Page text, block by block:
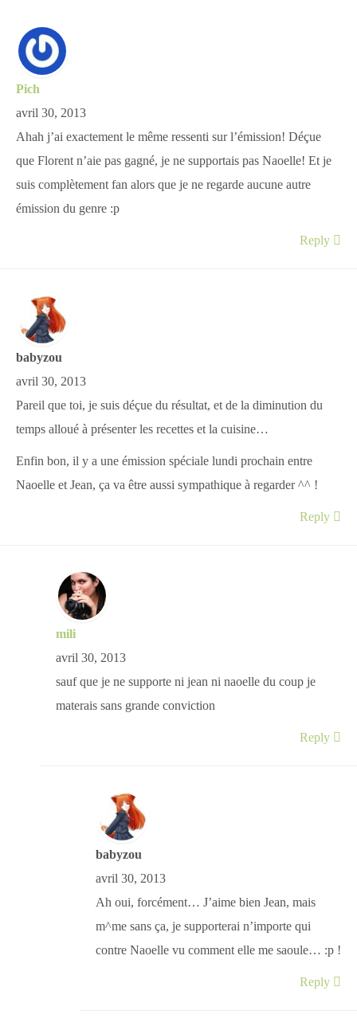
Pich
avril 30, 2013
Ahah j’ai exactement le même ressenti sur l’émission! Déçue
que Florent n’aie pas gagné, je ne supportais pas Naoelle! Et je
suis complètement fan alors que je ne regarde aucune autre
émission du genre :p
Reply
babyzou
avril 30, 2013
Pareil que toi, je suis déçue du résultat, et de la diminution du
temps alloué à présenter les recettes et la cuisine…
Enfin bon, il y a une émission spéciale lundi prochain entre
Naoelle et Jean, ça va être aussi sympathique à regarder ^^ !
Reply
mili
avril 30, 2013
sauf que je ne supporte ni jean ni naoelle du coup je
materais sans grande conviction
Reply
babyzou
avril 30, 2013
Ah oui, forcément… J’aime bien Jean, mais
m^me sans ça, je supporterai n’importe qui
contre Naoelle vu comment elle me saoule… :p !
Reply